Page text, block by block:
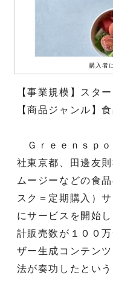
購入者
【事業規模】スタ
【商品ジャンル】
Ｇｒｅｅｎｓｐｏ
社東京都、田邊友
ムージーなどの食
スク＝定期購入）
にサービスを開始
計販売数が１００
ザー生成コンテン
法が奏功したという